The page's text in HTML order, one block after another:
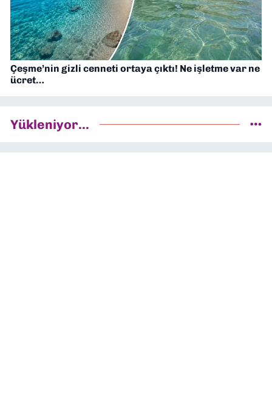
Çeşme’nin gizli cenneti ortaya çıktı! Ne işletme var ne
ücret…
Yükleniyor...